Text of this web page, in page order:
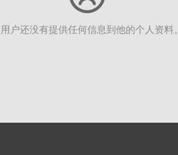
户还没有提供任何信息到他的个人资料。